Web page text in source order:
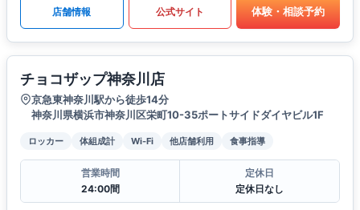
店舗情報 公式サイト 体験・相談予約
チョコザップ神奈川店
京急東神奈川駅から徒歩14分
神奈川県横浜市神奈川区栄町10-35ポートサイドダイヤビル1F
ロッカー 体組成計 Wi-Fi 他店舗利用 食事指導
営業時間
24:00間
定休日
定休日なし